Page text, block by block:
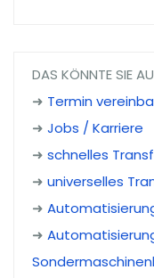
DAS KÖNNTE SIE
➜ Termin
➜ Jobs / Karriere
➜ schnelles
➜ universelles
➜
➜